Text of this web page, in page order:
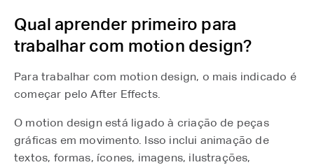
Qual aprender primeiro para
trabalhar com motion design?
Para trabalhar com motion design, o mais indicado é
começar pelo After Effects.
O motion design está ligado à criação de peças
gráficas em movimento. Isso inclui animação de
textos, formas, ícones, imagens, ilustrações,